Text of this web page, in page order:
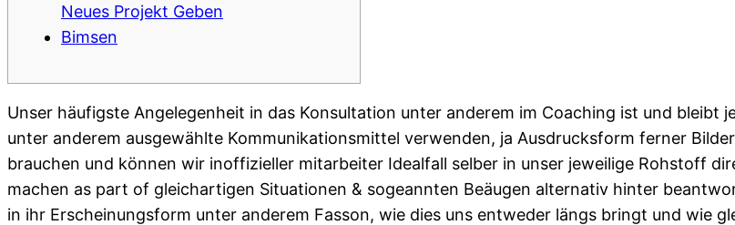
Neues Projekt Geben
Bimsen
Unser häufigste Angelegenheit in das Konsultation unter anderem im Coaching ist und bleibt
unter anderem ausgewählte Kommunikationsmittel verwenden, ja Ausdrucksform ferner
brauchen und können wir inoffizieller mitarbeiter Idealfall selber in unser jeweilige Rohstoff
machen as part of gleichartigen Situationen & sogeannten Beäugen alternativ hinter
in ihr Erscheinungsform unter anderem Fasson, wie dies uns entweder längs bringt und wie